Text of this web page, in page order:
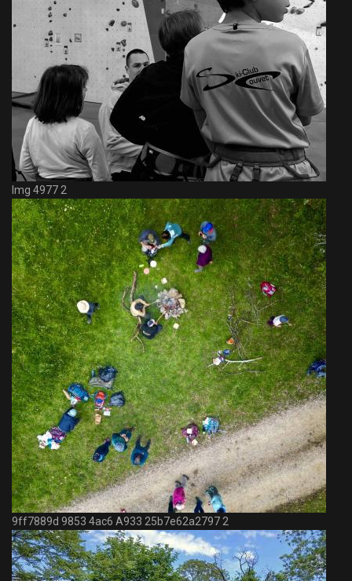
Img 4977 2
9ff7889d 9853 4ac6 A933 25b7e62a2797 2